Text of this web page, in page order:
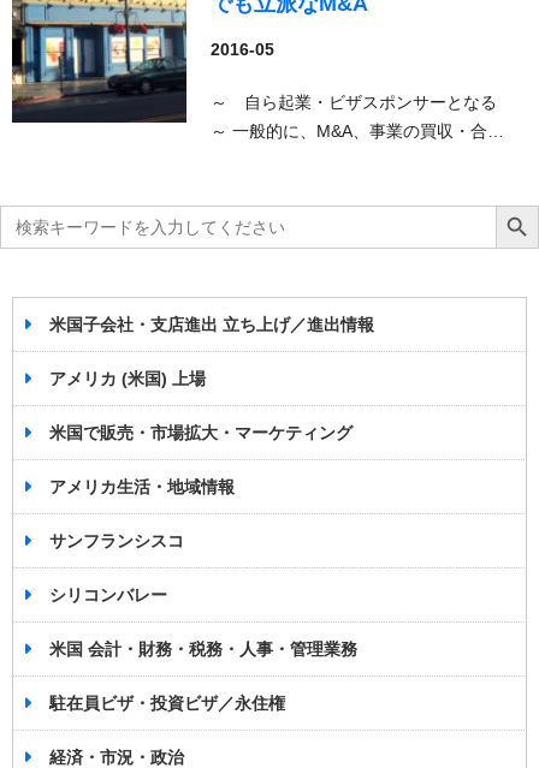
2016-05
～ 自ら起業・ビザスポンサーとなる
～ 一般的に、M&A、事業の買収・合…
Search
for:
Search
米国子会社・支店進出 立ち上げ／進出情報
アメリカ (米国) 上場
米国で販売・市場拡大・マーケティング
アメリカ生活・地域情報
サンフランシスコ
シリコンバレー
米国 会計・財務・税務・人事・管理業務
駐在員ビザ・投資ビザ／永住権
経済・市況・政治